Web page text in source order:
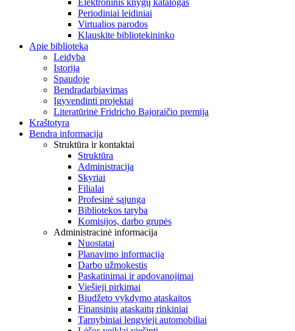
Elektroninis knygų katalogas
Periodiniai leidiniai
Virtualios parodos
Klauskite bibliotekininko
Apie biblioteką
Leidyba
Istorija
Spaudoje
Bendradarbiavimas
Įgyvendinti projektai
Literatūrinė Fridricho Bajoraičio premija
Kraštotyra
Bendra informacija
Struktūra ir kontaktai
Struktūra
Administracija
Skyriai
Filialai
Profesinė sąjunga
Bibliotekos taryba
Komisijos, darbo grupės
Administracinė informacija
Nuostatai
Planavimo informacija
Darbo užmokestis
Paskatinimai ir apdovanojimai
Viešieji pirkimai
Biudžeto vykdymo ataskaitos
Finansinių ataskaitų rinkiniai
Tarnybiniai lengvieji automobiliai